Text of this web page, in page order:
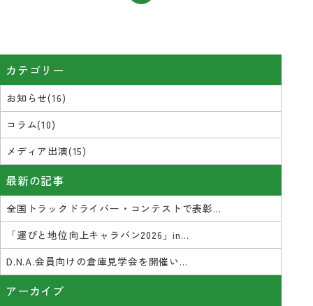
カテゴリー
お知らせ(16)
コラム(10)
メディア出演(15)
最新の記事
全国トラックドライバー・コンテストで表彰...
「運びと地位向上キャラバン2026」in...
D.N.A.会員向けの倉庫見学会を開催い...
アーカイブ